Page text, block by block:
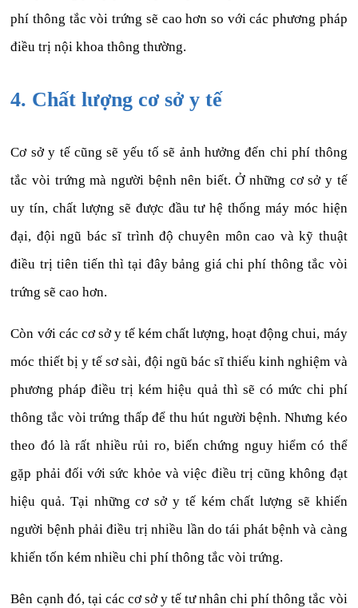
phí thông tắc vòi trứng sẽ cao hơn so với các phương pháp
điều trị nội khoa thông thường.
4. Chất lượng cơ sở y tế
Cơ sở y tế cũng sẽ yếu tố sẽ ảnh hưởng đến chi phí thông
tắc vòi trứng mà người bệnh nên biết. Ở những cơ sở y tế
uy tín, chất lượng sẽ được đầu tư hệ thống máy móc hiện
đại, đội ngũ bác sĩ trình độ chuyên môn cao và kỹ thuật
điều trị tiên tiến thì tại đây bảng giá chi phí thông tắc vòi
trứng sẽ cao hơn.
Còn với các cơ sở y tế kém chất lượng, hoạt động chui, máy
móc thiết bị y tế sơ sài, đội ngũ bác sĩ thiếu kinh nghiệm và
phương pháp điều trị kém hiệu quả thì sẽ có mức chi phí
thông tắc vòi trứng thấp để thu hút người bệnh. Nhưng kéo
theo đó là rất nhiều rủi ro, biến chứng nguy hiểm có thể
gặp phải đối với sức khỏe và việc điều trị cũng không đạt
hiệu quả. Tại những cơ sở y tế kém chất lượng sẽ khiến
người bệnh phải điều trị nhiều lần do tái phát bệnh và càng
khiến tốn kém nhiều chi phí thông tắc vòi trứng.
Bên cạnh đó, tại các cơ sở y tế tư nhân chi phí thông tắc vòi